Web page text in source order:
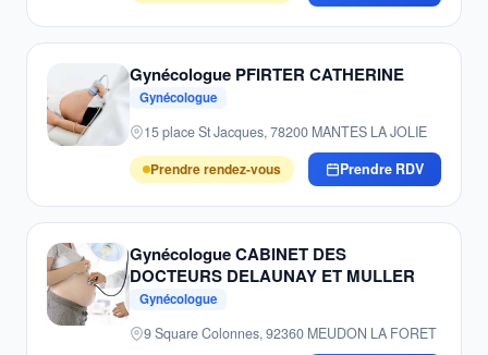
Gynécologue PFIRTER CATHERINE
Gynécologue
15 place St Jacques, 78200 MANTES LA JOLIE
Prendre rendez-vous
Prendre RDV
Gynécologue CABINET DES
DOCTEURS DELAUNAY ET MULLER
Gynécologue
9 Square Colonnes, 92360 MEUDON LA FORET